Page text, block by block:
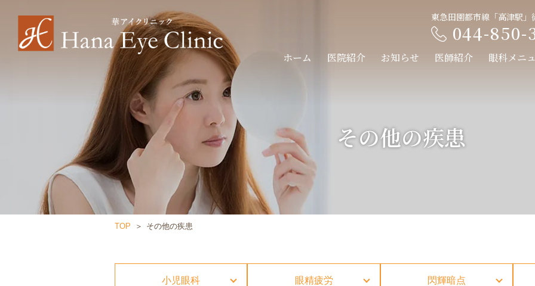
東急田園都市線「高津駅」
044-850-
ホーム 医院紹介 お知らせ 医師紹介 眼科メニ
その他の疾患
TOP その他の疾患
小児眼科 眼精疲労 閃輝暗点